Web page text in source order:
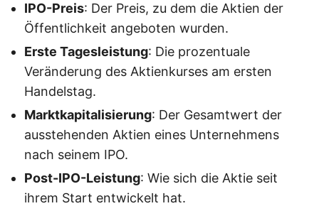
IPO-Preis: Der Preis, zu dem die Aktien der
Öffentlichkeit angeboten wurden.
Erste Tagesleistung: Die prozentuale
Veränderung des Aktienkurses am ersten
Handelstag.
Marktkapitalisierung: Der Gesamtwert der
ausstehenden Aktien eines Unternehmens
nach seinem IPO.
Post-IPO-Leistung: Wie sich die Aktie seit
ihrem Start entwickelt hat.